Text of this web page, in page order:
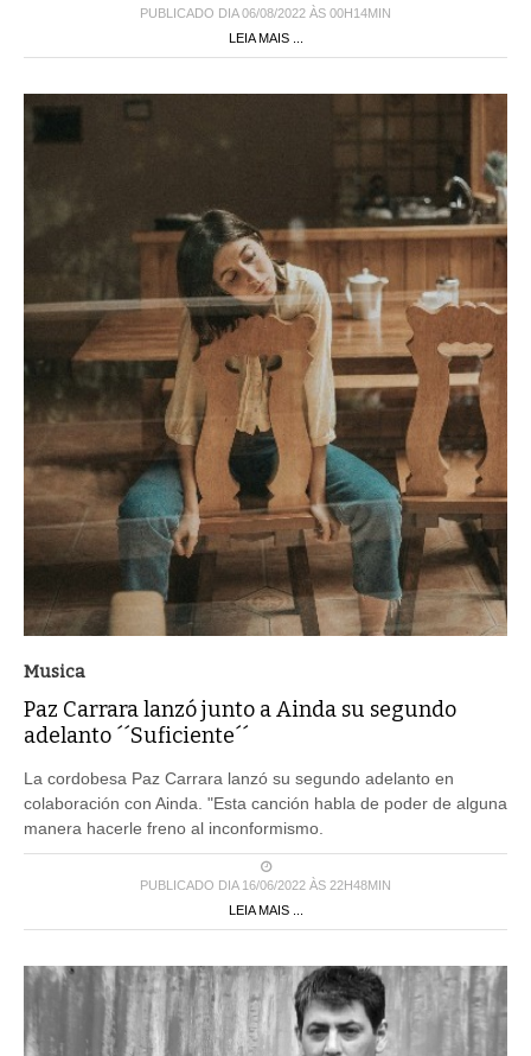
PUBLICADO DIA 06/08/2022 ÀS 00H14MIN
LEIA MAIS ...
Musica
Paz Carrara lanzó junto a Ainda su segundo
adelanto ´´Suficiente´´
La cordobesa Paz Carrara lanzó su segundo adelanto en
colaboración con Ainda. "Esta canción habla de poder de alguna
manera hacerle freno al inconformismo.
PUBLICADO DIA 16/06/2022 ÀS 22H48MIN
LEIA MAIS ...